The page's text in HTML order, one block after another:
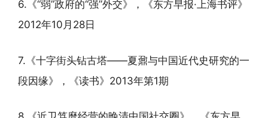
6.《“弱”政府的“强”外交》，《东方早报·上海书评》
2012年10月28日
7.《十字街头钻古塔——夏鼐与中国近代史研究的一
段因缘》，《读书》2013年第1期